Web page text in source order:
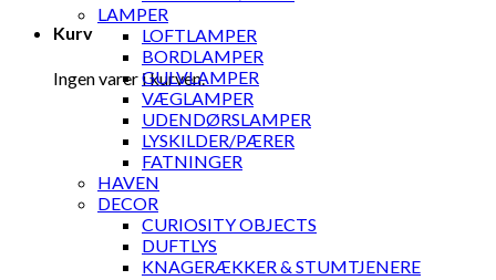
Kurv
Ingen varer i kurven.
LAMPER
LOFTLAMPER
BORDLAMPER
GULVLAMPER
VÆGLAMPER
UDENDØRSLAMPER
LYSKILDER/PÆRER
FATNINGER
HAVEN
DECOR
CURIOSITY OBJECTS
DUFTLYS
KNAGERÆKKER & STUMTJENERE